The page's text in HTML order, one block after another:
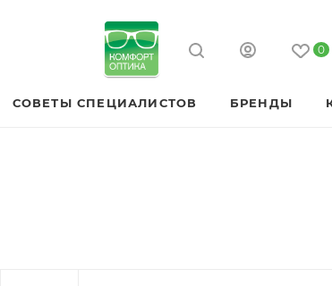
0
СОВЕТЫ СПЕЦИАЛИСТОВ БРЕНДЫ